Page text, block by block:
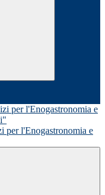
per l'Enogastronomia e